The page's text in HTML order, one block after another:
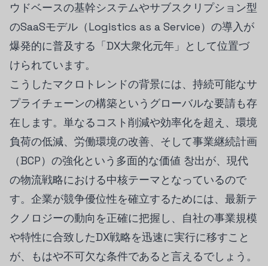
ウドベースの基幹システムやサブスクリプション型
のSaaSモデル（Logistics as a Service）の導入が
爆発的に普及する「DX大衆化元年」として位置づ
けられています。
こうしたマクロトレンドの背景には、持続可能なサ
プライチェーンの構築というグローバルな要請も存
在します。単なるコスト削減や効率化を超え、環境
負荷の低減、労働環境の改善、そして事業継続計画
（BCP）の強化という多面的な価値 창出が、現代
の物流戦略における中核テーマとなっているので
す。企業が競争優位性を確立するためには、最新テ
クノロジーの動向を正確に把握し、自社の事業規模
や特性に合致したDX戦略を迅速に実行に移すこと
が、もはや不可欠な条件であると言えるでしょう。